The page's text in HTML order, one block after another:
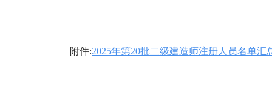
附件:2025年第20批二级建造师注册人员名单汇